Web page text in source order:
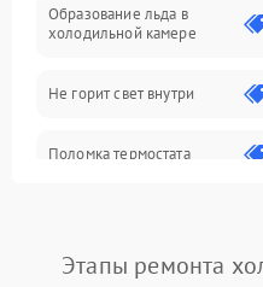
Образование льда в
холодильной камере
Не горит свет внутри
Поломка термостата
Поломка системы No Frost
Этапы ремонта